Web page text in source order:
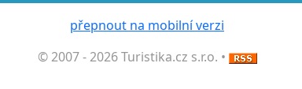
přepnout na mobilní verzi
© 2007 - 2026 Turistika.cz s.r.o. •